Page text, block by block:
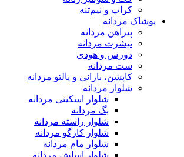
کراپ و نیم‌تنه
پوشاک مردانه
پیراهن مردانه
تیشرت مردانه
دورس و هودی
ست مردانه
کاپشن، بارانی و پالتو مردانه
شلوار مردانه
شلوار اسکینی مردانه
بگ مردانه
شلوار راسته مردانه
شلوار کارگو مردانه
شلوار مام مردانه
شلوار اسلش مردانه